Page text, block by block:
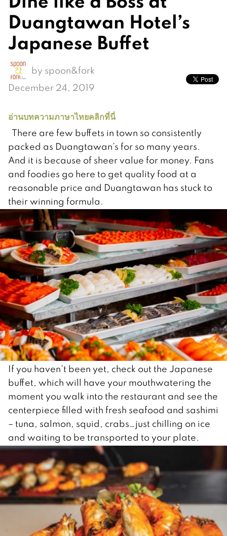
Duangtawan Hotel’s
Japanese Buffet
by spoon&fork
December 24, 2019
อ่านบทความภาษาไทยคลิกที่นี่
There are few buffets in town so consistently
packed as Duangtawan’s for so many years.
And it is because of sheer value for money. Fans
and foodies go here to get quality food at a
reasonable price and Duangtawan has stuck to
their winning formula.
If you haven’t been yet, check out the Japanese
buffet, which will have your mouthwatering the
moment you walk into the restaurant and see the
centerpiece filled with fresh seafood and sashimi
– tuna, salmon, squid, crabs…just chilling on ice
and waiting to be transported to your plate.